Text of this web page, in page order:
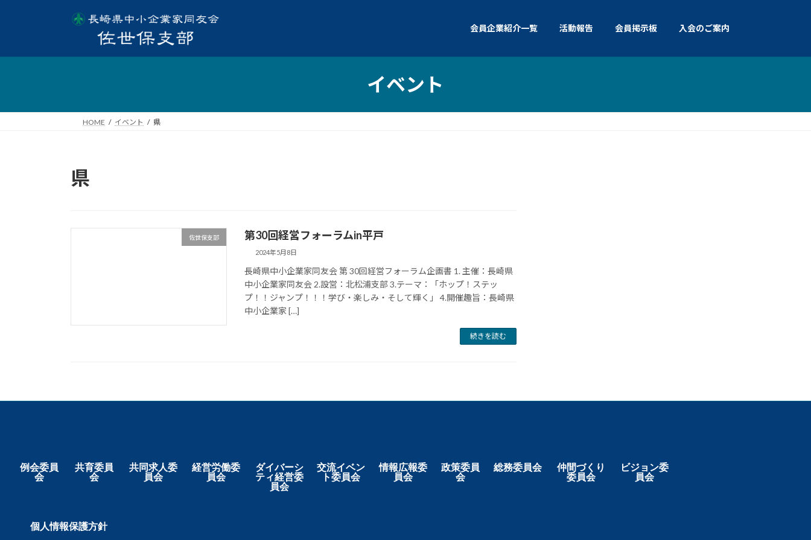
会員企業紹介一覧 活動報告 会員掲示板 入会のご案内
イベント
HOME イベント 県
県
佐世保支部 第30回経営フォーラムin平戸
2024年5月8日
長崎県中小企業家同友会 第 30回経営フォーラム企画書 1. 主催：長崎県
中小企業家同友会 2.設営：北松浦支部 3.テーマ：「ホップ！ステッ
プ！！ジャンプ！！！学び・楽しみ・そして輝く」 4.開催趣旨：長崎県
中小企業家 […]
続きを読む
例会委員
会
共育委員
会
共同求人委
員会
経営労働委
員会
ダイバーシ
ティ経営委
員会
交流イベン
ト委員会
情報広報委
員会
政策委員
会
総務委員会
仲間づくり
委員会
ビジョン委
員会
個人情報保護方針